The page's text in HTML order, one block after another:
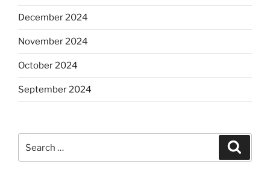
December 2024
November 2024
October 2024
September 2024
for: